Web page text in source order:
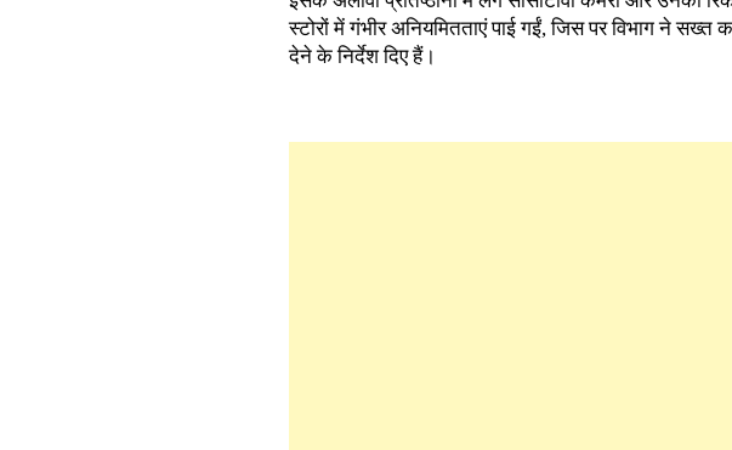
स्टोरों में गंभीर अनियमितताएं पाई गईं, जिस पर विभाग ने सख्त
देने के निर्देश दिए हैं।